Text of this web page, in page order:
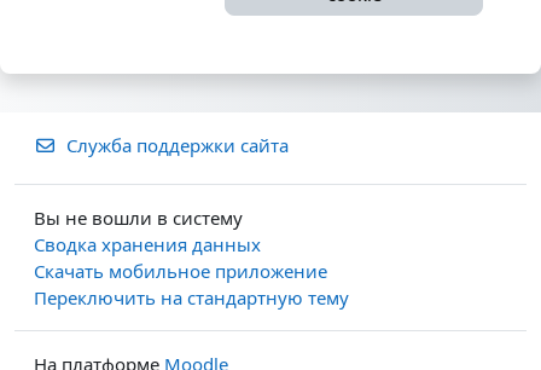
Служба поддержки сайта
Вы не вошли в систему
Сводка хранения данных
Скачать мобильное приложение
Переключить на стандартную тему
На платформе Moodle